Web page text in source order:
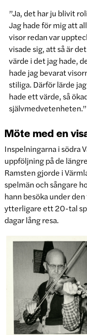
”Ja, det har ju blivit
Jag hade för mig att
visor redan var
visade sig, att så är
värde i det jag hade,
hade jag bevarat
stiliga. Därför lärde
hade ett värde, så
självmedvetenheten.”
Möte med en
Inspelningarna i södra
uppföljning på de
Ramsten gjorde i
spelmän och sångare
hann besöka under
ytterligare ett 20-tal
dagar lång resa.